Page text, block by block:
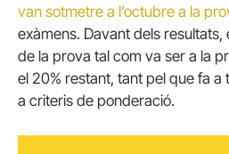
van sotmetre a l’octubre a la
exàmens. Davant dels resultats,
de la prova tal com va ser a la
el 20% restant, tant pel que fa
a criteris de ponderació.